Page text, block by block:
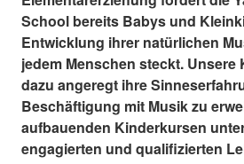
School bereits Babys und
Entwicklung ihrer natürlichen
jedem Menschen steckt. Unsere
dazu angeregt ihre
Beschäftigung mit Musik zu
aufbauenden Kinderkursen
engagierten und qualifizierten